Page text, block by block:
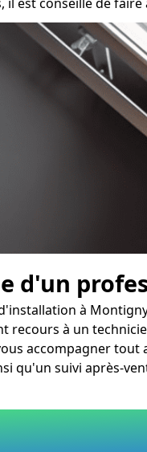
d'un
à
recours à un
accompagner
qu'un suivi après-